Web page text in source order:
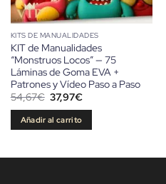
KITS DE MANUALIDADES
KIT de Manualidades
“Monstruos Locos” — 75
Láminas de Goma EVA +
Patrones y Vídeo Paso a Paso
54,67€ El
precio
original
era:
54,67€.
37,97€El
es:
37,97€.
Añadir al carrito